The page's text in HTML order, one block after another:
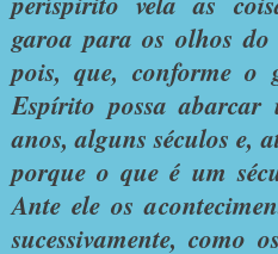
garoa para os olhos do
pois, que, conforme o
Espírito possa
anos, alguns séculos e,
porque o que é um
Ante ele os
sucessivamente, como